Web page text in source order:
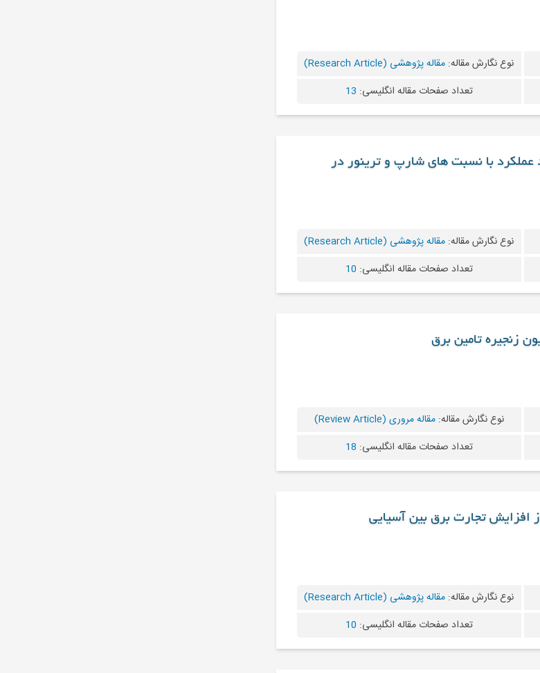
نوع نگارش مقاله: مقاله پژوهشی (Research Article)
تعداد صفحات مقاله انگلیسی: 13
عملکرد با نسبت های شارپ و ترینور در
نوع نگارش مقاله: مقاله پژوهشی (Research Article)
تعداد صفحات مقاله انگلیسی: 10
زنجیره تامین برق
نوع نگارش مقاله:مقاله مروری (Review Article)
تعداد صفحات مقاله انگلیسی: 18
افزایش تجارت برق بین آسیایی
نوع نگارش مقاله: مقاله پژوهشی (Research Article)
تعداد صفحات مقاله انگلیسی: 10